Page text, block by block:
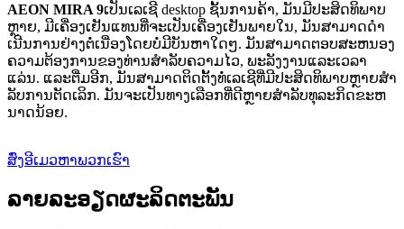
AEON MIRA 9ເປັນເລເຊີ desktop ຊັ້ນການຄ້າ, ມັນມີປະສິດທິພາບ
ຫຼາຍ, ມີເຄື່ອງເຢັນແທນທີ່ຈະເປັນເຄື່ອງເຢັນພາຍໃນ, ມັນສາມາດດໍາ
ເນີນການຢ່າງຕໍ່ເນື່ອງໂດຍບໍ່ມີບັນຫາໃດໆ. ມັນສາມາດຕອບສະຫນອງ
ຄວາມຕ້ອງການຂອງທ່ານສໍາລັບຄວາມໄວ, ພະລັງງານແລະເວລາ
ແລ່ນ. ແລະຕື່ມອີກ, ມັນສາມາດຕິດຕັ້ງທໍ່ເລເຊີທີ່ມີປະສິດທິພາບຫຼາຍສໍາ
ລັບການຕັດເລິກ. ມັນຈະເປັນທາງເລືອກທີ່ດີຫຼາຍສໍາລັບທຸລະກິດຂະຫ
ນາດນ້ອຍ.
ສົ່ງອີເມວຫາພວກເຮົາ
ລາຍລະອຽດຜະລິດຕະພັນ